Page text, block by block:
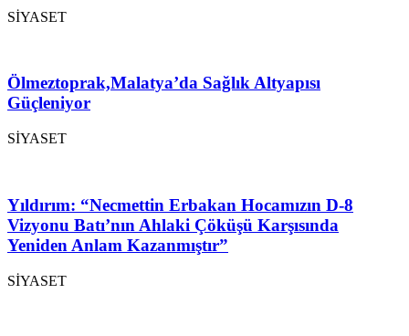
SİYASET
Ölmeztoprak,Malatya’da Sağlık Altyapısı
Güçleniyor
SİYASET
Yıldırım: “Necmettin Erbakan Hocamızın D-8
Vizyonu Batı’nın Ahlaki Çöküşü Karşısında
Yeniden Anlam Kazanmıştır”
SİYASET